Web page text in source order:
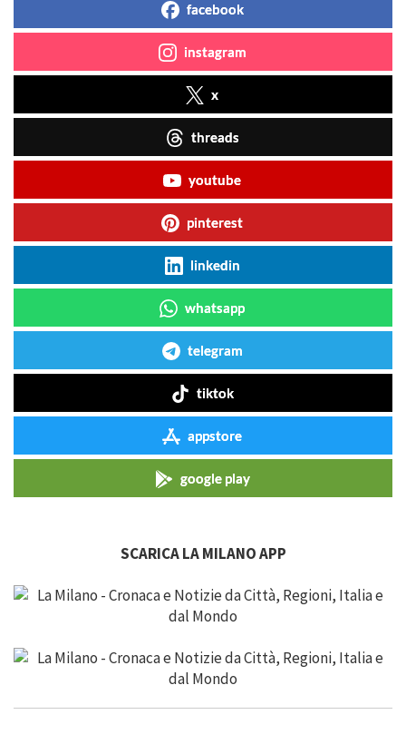
facebook
instagram
x
threads
youtube
pinterest
linkedin
whatsapp
telegram
tiktok
appstore
google play
SCARICA LA MILANO APP